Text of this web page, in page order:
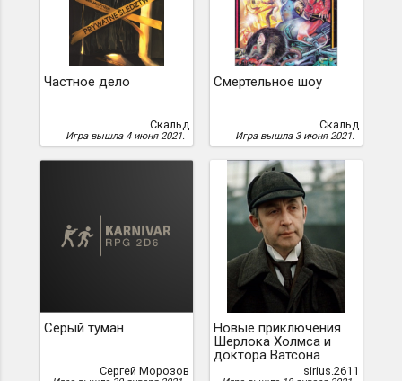
Частное дело
Скальд
Игра вышла 4 июня 2021.
Смертельное шоу
Скальд
Игра вышла 3 июня 2021.
Серый туман
Сергей Морозов
Новые приключения
Шерлока Холмса и
доктора Ватсона
sirius.2611